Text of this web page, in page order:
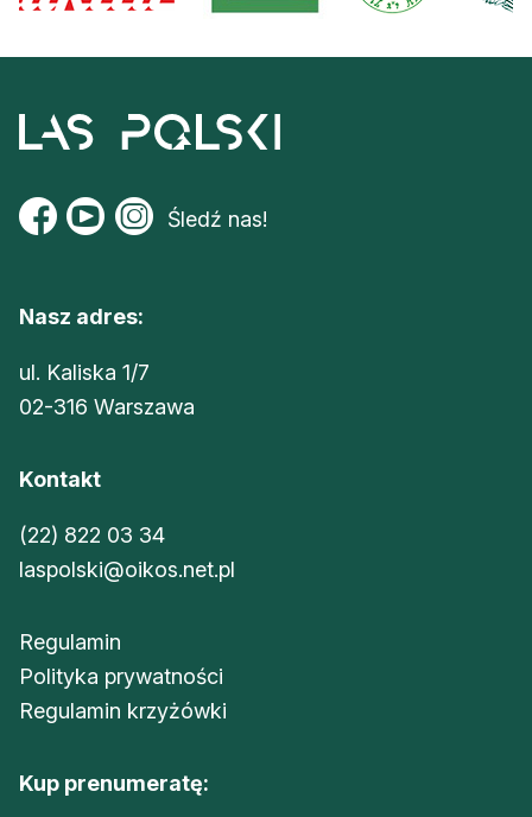
Śledź nas!
Nasz adres:
ul. Kaliska 1/7
02-316 Warszawa
Kontakt
(22) 822 03 34
laspolski@oikos.net.pl
Regulamin
Polityka prywatności
Regulamin krzyżówki
Kup prenumeratę: